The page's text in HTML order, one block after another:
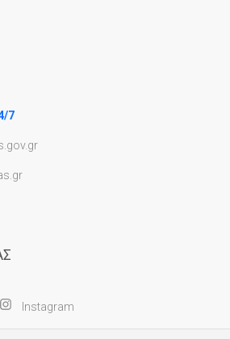
7
Instagram